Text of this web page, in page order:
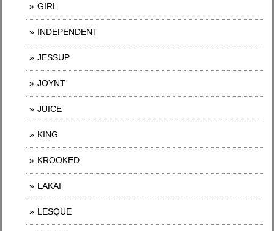
GIRL
INDEPENDENT
JESSUP
JOYNT
JUICE
KING
KROOKED
LAKAI
LESQUE